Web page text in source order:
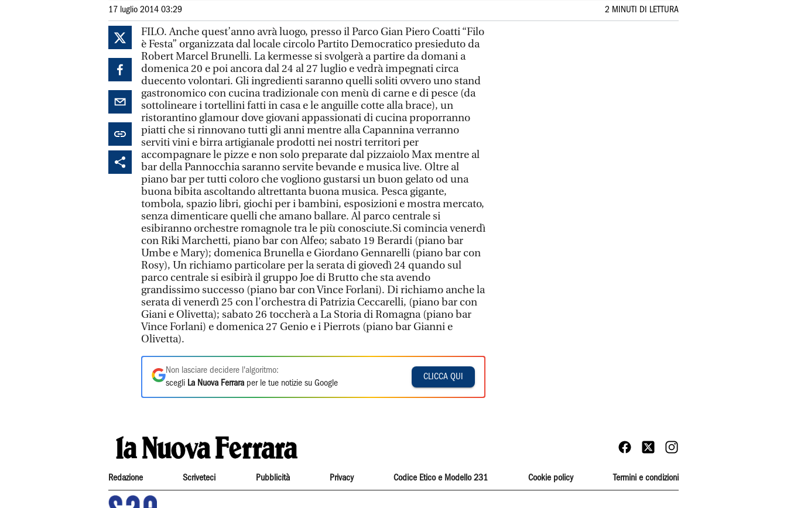
17 luglio 2014 03:29 2 MINUTI DI LETTURA
FILO. Anche quest’anno avrà luogo, presso il Parco Gian Piero Coatti “Filo
è Festa” organizzata dal locale circolo Partito Democratico presieduto da
Robert Marcel Brunelli. La kermesse si svolgerà a partire da domani a
domenica 20 e poi ancora dal 24 al 27 luglio e vedrà impegnati circa
duecento volontari. Gli ingredienti saranno quelli soliti ovvero uno stand
gastronomico con cucina tradizionale con menù di carne e di pesce (da
sottolineare i tortellini fatti in casa e le anguille cotte alla brace), un
ristorantino glamour dove giovani appassionati di cucina proporranno
piatti che si rinnovano tutti gli anni mentre alla Capannina verranno
serviti vini e birra artigianale prodotti nei nostri territori per
accompagnare le pizze e non solo preparate dal pizzaiolo Max mentre al
bar della Pannocchia saranno servite bevande e musica live. Oltre al
piano bar per tutti coloro che vogliono gustarsi un buon gelato od una
buona bibita ascoltando altrettanta buona musica. Pesca gigante,
tombola, spazio libri, giochi per i bambini, esposizioni e mostra mercato,
senza dimenticare quelli che amano ballare. Al parco centrale si
esibiranno orchestre romagnole tra le più conosciute.Si comincia venerdì
con Riki Marchetti, piano bar con Alfeo; sabato 19 Berardi (piano bar
Umbe e Mary); domenica Brunella e Giordano Gennarelli (piano bar con
Rosy), Un richiamo particolare per la serata di giovedì 24 quando sul
parco centrale si esibirà il gruppo Joe di Brutto che sta avendo
grandissimo successo (piano bar con Vince Forlani). Di richiamo anche la
serata di venerdì 25 con l’orchestra di Patrizia Ceccarelli, (piano bar con
Giani e Olivetta); sabato 26 toccherà a La Storia di Romagna (piano bar
Vince Forlani) e domenica 27 Genio e i Pierrots (piano bar Gianni e
Olivetta).
Non lasciare decidere l'algoritmo:
scegli La Nuova Ferrara per le tue notizie su Google
CLICCA QUI
Redazione Scriveteci Pubblicità Privacy Codice Etico e Modello 231 Cookie policy Termini e condizioni